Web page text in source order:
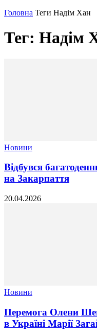
Головна Теги Надім Хан
Тег: Надім
Новини
Відбувся
на Закарпаття
20.04.2026
Новини
Перемога Олени
в Україні Марії